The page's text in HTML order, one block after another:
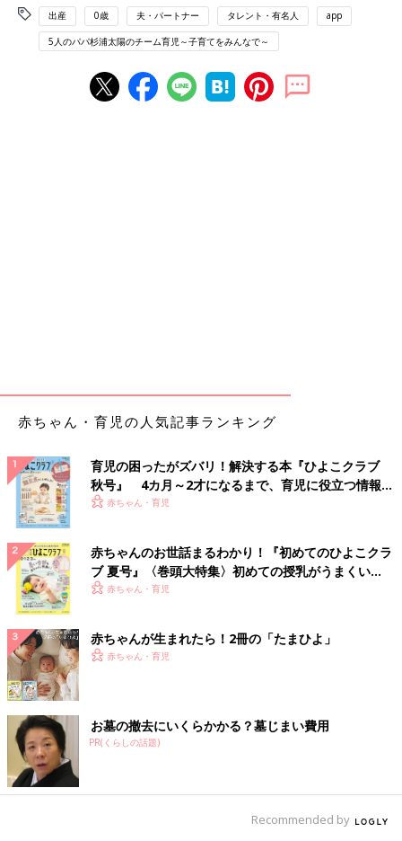
出産 0歳 夫・パートナー タレント・有名人 app
5人のパパ杉浦太陽のチーム育児～子育てをみんなで～
赤ちゃん・育児の人気記事ランキング
育児の困ったがズバリ！解決する本『ひよこクラブ
秋号』 4カ月～2才になるまで、育児に役立つ情報が
いっぱい！
赤ちゃん・育児
赤ちゃんのお世話まるわかり！『初めてのひよこクラ
ブ 夏号』〈巻頭大特集〉初めての授乳がうまくい
く！ おっぱい・ミルクの基本と夏のトラブル 解決テ
赤ちゃん・育児
赤ちゃんが生まれたら！2冊の「たまひよ」
赤ちゃん・育児
お墓の撤去にいくらかかる？墓じまい費用
PR(くらしの話題)
Recommended by